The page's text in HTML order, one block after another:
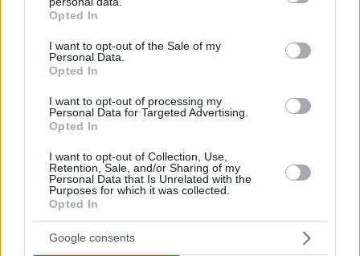
grant or deny consent to Google and its third-party tags to
use your data for below specified purposes in below Google
consent section.
Opted In
I want to opt-out of the Sale of my
Personal Data.
Opted In
I want to opt-out of processing my
Personal Data for Targeted Advertising.
Opted In
I want to opt-out of Collection, Use,
Retention, Sale, and/or Sharing of my
Personal Data that Is Unrelated with the
Purposes for which it was collected.
Opted In
Google consents
Το μενού της ημέρας – Τι τρώμε σήμερα Παρασκευή
(7/8/2026)
Τουλάχιστον 58 νεκροί στην Υεμένη και 11 τραυματίες
στη Σαουδική Αραβία σε επιθέσεις των Χούθι
Πέθανε σε ηλικία 26 ετών η influencer Σίντνεϊ Τάουλ
έπειτα από τριετή μάχη με σπάνια μορφή καρκίνου
πριν 22 λεπτά
Γαρίδες γιουβέτσι λεμονάτο
07.08.2026, 05:00